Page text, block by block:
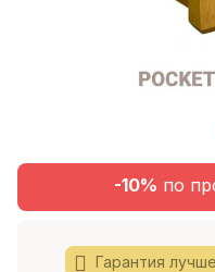
-10% по
Гарантия